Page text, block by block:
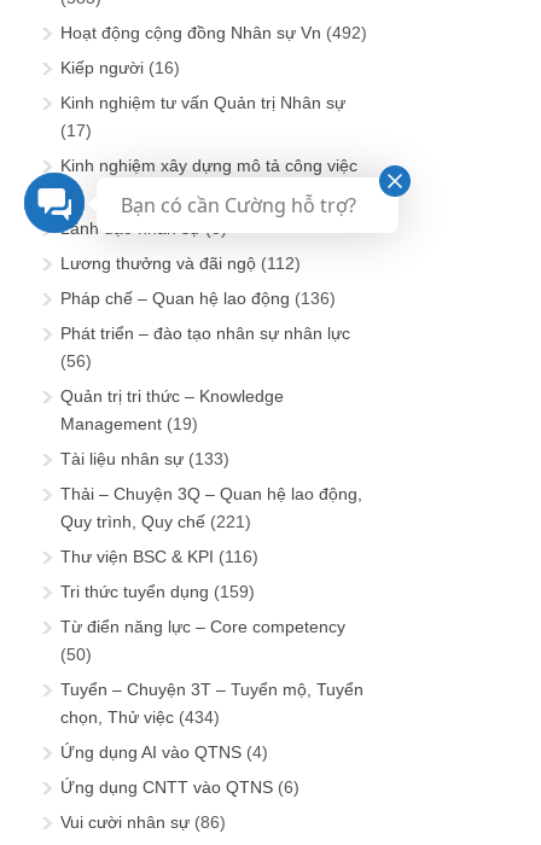
Hoạt động cộng đồng Nhân sự Vn (492)
Kiếp người (16)
Kinh nghiệm tư vấn Quản trị Nhân sự
(17)
Kinh nghiệm xây dựng mô tả công việc
(8)
Lãnh đạo nhân sự
Lương thưởng và đãi ngộ (112)
Pháp chế – Quan hệ lao động (136)
Phát triển – đào tạo nhân sự nhân lực
(56)
Quản trị tri thức – Knowledge
Management (19)
Tài liệu nhân sự (133)
Thải – Chuyện 3Q – Quan hệ lao động,
Quy trình, Quy chế (221)
Thư viện BSC & KPI (116)
Tri thức tuyển dụng (159)
Từ điển năng lực – Core competency
(50)
Tuyển – Chuyện 3T – Tuyển mộ, Tuyển
chọn, Thử việc (434)
Ứng dụng AI vào QTNS (4)
Ứng dụng CNTT vào QTNS (6)
Vui cười nhân sự (86)
Bạn có cần Cường hỗ trợ?